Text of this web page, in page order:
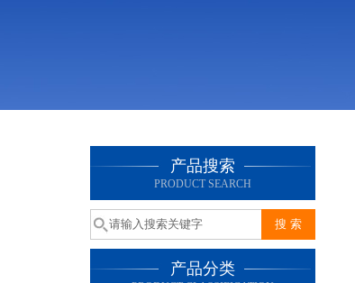
产品搜索
PRODUCT SEARCH
产品分类